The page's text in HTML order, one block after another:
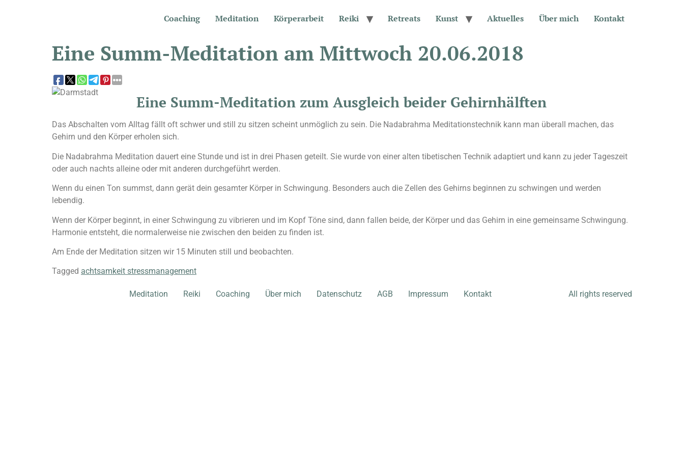
Coaching Meditation Körperarbeit Reiki Retreats Kunst Aktuelles Über mich Kontakt
Eine Summ-Meditation am Mittwoch 20.06.2018
Eine Summ-Meditation zum Ausgleich beider Gehirnhälften
Das Abschalten vom Alltag fällt oft schwer und still zu sitzen scheint unmöglich zu sein. Die Nadabrahma Meditationstechnik kann man überall machen, das
Gehirn und den Körper erholen sich.
Die Nadabrahma Meditation dauert eine Stunde und ist in drei Phasen geteilt. Sie wurde von einer alten tibetischen Technik adaptiert und kann zu jeder Tageszeit
oder auch nachts alleine oder mit anderen durchgeführt werden.
Wenn du einen Ton summst, dann gerät dein gesamter Körper in Schwingung. Besonders auch die Zellen des Gehirns beginnen zu schwingen und werden
lebendig.
Wenn der Körper beginnt, in einer Schwingung zu vibrieren und im Kopf Töne sind, dann fallen beide, der Körper und das Gehirn in eine gemeinsame Schwingung.
Harmonie entsteht, die normalerweise nie zwischen den beiden zu finden ist.
Am Ende der Meditation sitzen wir 15 Minuten still und beobachten.
Tagged achtsamkeit stressmanagement
Meditation Reiki Coaching Über mich Datenschutz AGB Impressum Kontakt All rights reserved